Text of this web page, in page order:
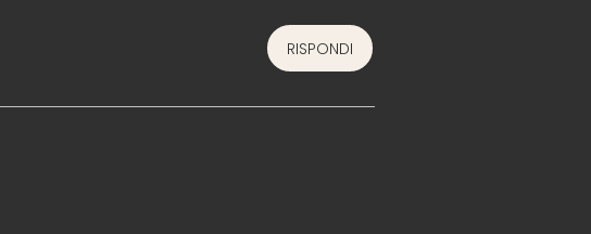
RISPONDI